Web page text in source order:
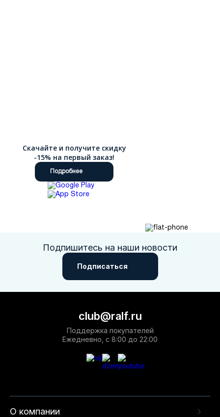
Скачайте и получите скидку
-15% на первый заказ!
Подробнее
Подпишитесь на наши новости
Подписаться
О компании
club@ralf.ru
Поддержка покупателей
Ежедневно, с 8:00 до 22:00